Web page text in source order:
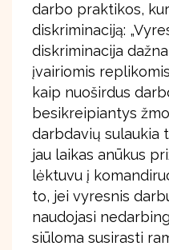
darbo praktikos,
diskriminaciją:
diskriminacija
įvairiomis
kaip nuoširdus
besikreipiantys
darbdavių sulaukia
jau laikas anūkus
lėktuvu į
to, jei vyresnis
naudojasi
siūloma susirasti